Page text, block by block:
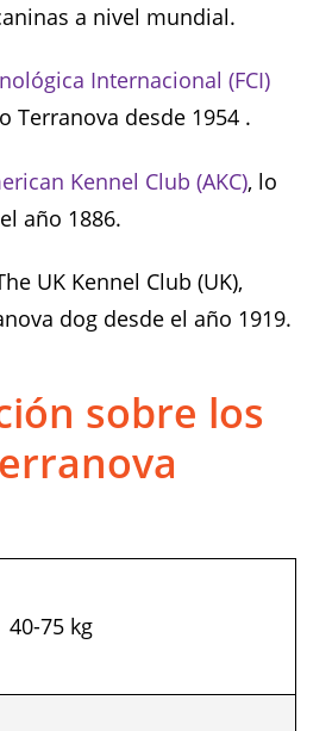
a nivel mundial.
Internacional (FCI)
Terranova desde 1954 .
Kennel Club (AKC), lo
año 1886.
UK Kennel Club (UK),
dog desde el año 1919.
sobre los
40-75 kg